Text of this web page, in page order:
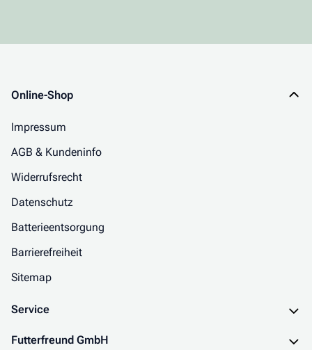
Online-Shop
Impressum
AGB & Kundeninfo
Widerrufsrecht
Datenschutz
Batterieentsorgung
Barrierefreiheit
Sitemap
Service
Futterfreund GmbH